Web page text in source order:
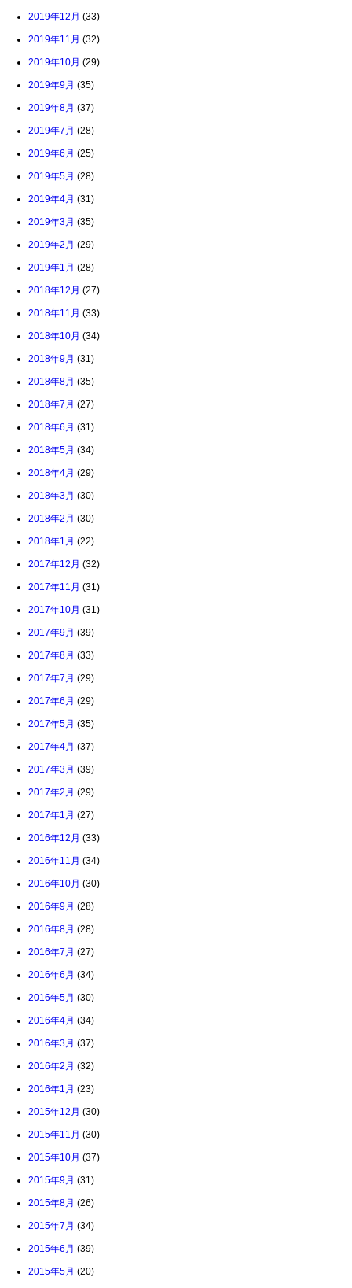
2019年12月 (33)
2019年11月 (32)
2019年10月 (29)
2019年9月 (35)
2019年8月 (37)
2019年7月 (28)
2019年6月 (25)
2019年5月 (28)
2019年4月 (31)
2019年3月 (35)
2019年2月 (29)
2019年1月 (28)
2018年12月 (27)
2018年11月 (33)
2018年10月 (34)
2018年9月 (31)
2018年8月 (35)
2018年7月 (27)
2018年6月 (31)
2018年5月 (34)
2018年4月 (29)
2018年3月 (30)
2018年2月 (30)
2018年1月 (22)
2017年12月 (32)
2017年11月 (31)
2017年10月 (31)
2017年9月 (39)
2017年8月 (33)
2017年7月 (29)
2017年6月 (29)
2017年5月 (35)
2017年4月 (37)
2017年3月 (39)
2017年2月 (29)
2017年1月 (27)
2016年12月 (33)
2016年11月 (34)
2016年10月 (30)
2016年9月 (28)
2016年8月 (28)
2016年7月 (27)
2016年6月 (34)
2016年5月 (30)
2016年4月 (34)
2016年3月 (37)
2016年2月 (32)
2016年1月 (23)
2015年12月 (30)
2015年11月 (30)
2015年10月 (37)
2015年9月 (31)
2015年8月 (26)
2015年7月 (34)
2015年6月 (39)
2015年5月 (20)